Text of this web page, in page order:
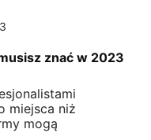
znać w 2023
miejsca niż
mogą